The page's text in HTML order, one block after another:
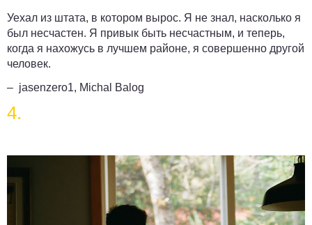
Уехал из штата, в котором вырос. Я не знал, насколько я
был несчастен. Я привык быть несчастным, и теперь,
когда я нахожусь в лучшем районе, я совершенно другой
человек.
– jasenzero1, Michal Balog
4.